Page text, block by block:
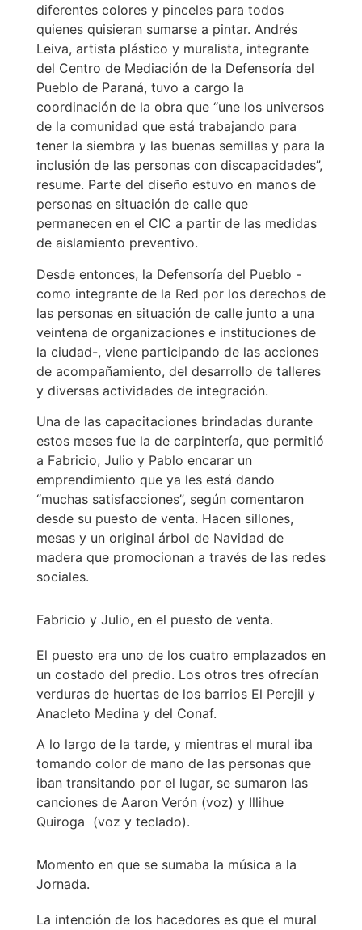
diferentes colores y pinceles para todos
quienes quisieran sumarse a pintar. Andrés
Leiva, artista plástico y muralista, integrante
del Centro de Mediación de la Defensoría del
Pueblo de Paraná, tuvo a cargo la
coordinación de la obra que “une los universos
de la comunidad que está trabajando para
tener la siembra y las buenas semillas y para la
inclusión de las personas con discapacidades”,
resume. Parte del diseño estuvo en manos de
personas en situación de calle que
permanecen en el CIC a partir de las medidas
de aislamiento preventivo.
Desde entonces, la Defensoría del Pueblo -
como integrante de la Red por los derechos de
las personas en situación de calle junto a una
veintena de organizaciones e instituciones de
la ciudad-, viene participando de las acciones
de acompañamiento, del desarrollo de talleres
y diversas actividades de integración.
Una de las capacitaciones brindadas durante
estos meses fue la de carpintería, que permitió
a Fabricio, Julio y Pablo encarar un
emprendimiento que ya les está dando
“muchas satisfacciones”, según comentaron
desde su puesto de venta. Hacen sillones,
mesas y un original árbol de Navidad de
madera que promocionan a través de las redes
sociales.
Fabricio y Julio, en el puesto de venta.
El puesto era uno de los cuatro emplazados en
un costado del predio. Los otros tres ofrecían
verduras de huertas de los barrios El Perejil y
Anacleto Medina y del Conaf.
A lo largo de la tarde, y mientras el mural iba
tomando color de mano de las personas que
iban transitando por el lugar, se sumaron las
canciones de Aaron Verón (voz) y Illihue
Quiroga (voz y teclado).
Momento en que se sumaba la música a la
Jornada.
La intención de los hacedores es que el mural